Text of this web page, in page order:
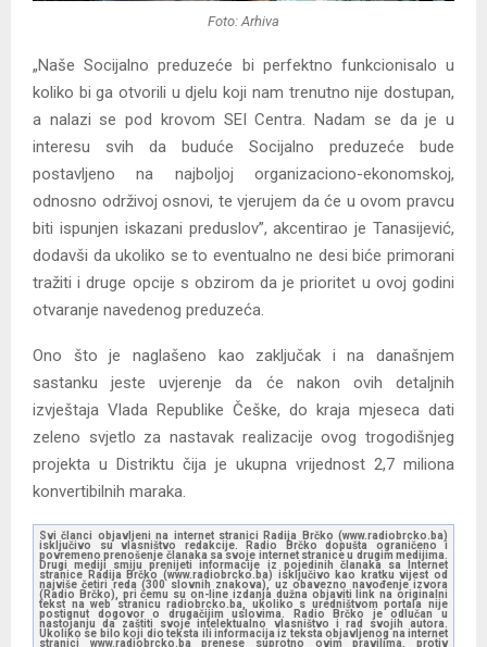
Foto: Arhiva
„Naše Socijalno preduzeće bi perfektno funkcionisalo u
koliko bi ga otvorili u djelu koji nam trenutno nije dostupan,
a nalazi se pod krovom SEI Centra. Nadam se da je u
interesu svih da buduće Socijalno preduzeće bude
postavljeno na najboljoj organizaciono-ekonomskoj,
odnosno održivoj osnovi, te vjerujem da će u ovom pravcu
biti ispunjen iskazani preduslov”, akcentirao je Tanasijević,
dodavši da ukoliko se to eventualno ne desi biće primorani
tražiti i druge opcije s obzirom da je prioritet u ovoj godini
otvaranje navedenog preduzeća.
Ono što je naglašeno kao zaključak i na današnjem
sastanku jeste uvjerenje da će nakon ovih detaljnih
izvještaja Vlada Republike Češke, do kraja mjeseca dati
zeleno svjetlo za nastavak realizacije ovog trogodišnjeg
projekta u Distriktu čija je ukupna vrijednost 2,7 miliona
konvertibilnih maraka.
Svi članci objavljeni na internet stranici Radija Brčko (www.radiobrcko.ba)
isključivo su vlasništvo redakcije. Radio Brčko dopušta ograničeno i
povremeno prenošenje članaka sa svoje internet stranice u drugim medijima.
Drugi mediji smiju prenijeti informacije iz pojedinih članaka sa Internet
stranice Radija Brčko (www.radiobrcko.ba) isključivo kao kratku vijest od
najviše četiri reda (300 slovnih znakova), uz obavezno navođenje izvora
(Radio Brčko), pri čemu su on-line izdanja dužna objaviti link na originalni
tekst na web stranicu radiobrcko.ba, ukoliko s uredništvom portala nije
postignut dogovor o drugačijim uslovima. Radio Brčko je odlučan u
nastojanju da zaštiti svoje intelektualno vlasništvo i rad svojih autora.
Ukoliko se bilo koji dio teksta ili informacija iz teksta objavljenog na internet
stranici www.radiobrcko.ba prenese suprotno ovim pravilima, protiv